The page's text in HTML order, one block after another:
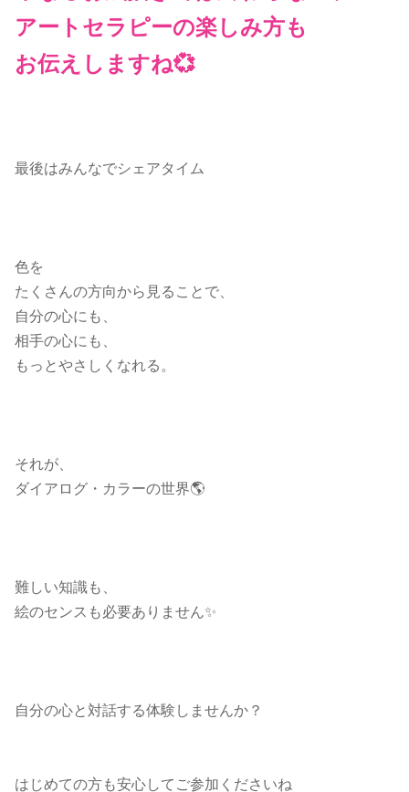
アートセラピーの楽しみ方も
お伝えしますね💞
最後はみんなでシェアタイム
色を
たくさんの方向から見ることで、
自分の心にも、
相手の心にも、
もっとやさしくなれる。
それが、
ダイアログ・カラーの世界🌎
難しい知識も、
絵のセンスも必要ありません✨
自分の心と対話する体験しませんか？
はじめての方も安心してご参加くださいね